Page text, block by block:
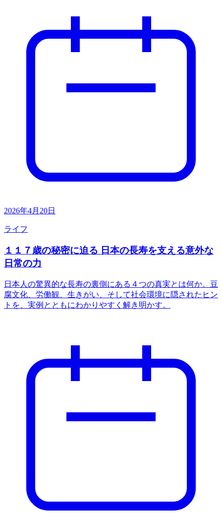
2026年4月20日
ライフ
１１７歳の秘密に迫る 日本の長寿を支える意外な
日常の力
日本人の驚異的な長寿の裏側にある４つの真実とは何か。豆
腐文化、労働観、生きがい、そして社会環境に隠されたヒン
トを、実例とともにわかりやすく解き明かす。